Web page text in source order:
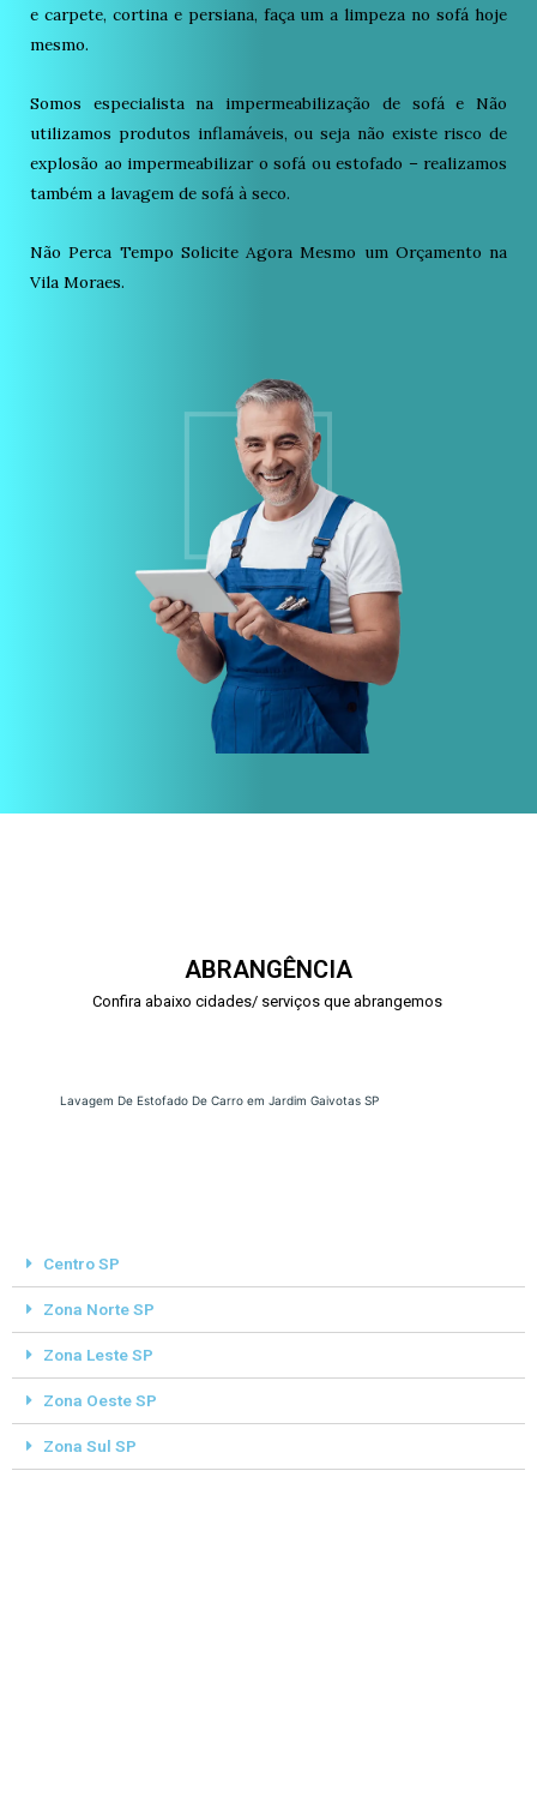
e carpete, cortina e persiana, faça um a limpeza no sofá hoje
mesmo.
Somos especialista na impermeabilização de sofá e Não
utilizamos produtos inflamáveis, ou seja não existe risco de
explosão ao impermeabilizar o sofá ou estofado – realizamos
também a lavagem de sofá à seco.
Não Perca Tempo Solicite Agora Mesmo um Orçamento na
Vila Moraes.
ABRANGÊNCIA
Confira abaixo cidades/ serviços que abrangemos
Lavagem De Estofado De Carro em Jardim Gaivotas SP
Centro SP
Zona Norte SP
Zona Leste SP
Zona Oeste SP
Zona Sul SP